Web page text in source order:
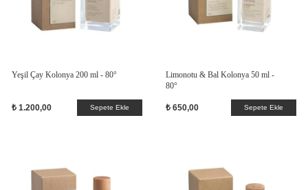
Yeşil Çay Kolonya 200 ml - 80°
₺ 1.200,00 Sepete Ekle
Limonotu & Bal Kolonya 50 ml -
80°
₺ 650,00 Sepete Ekle